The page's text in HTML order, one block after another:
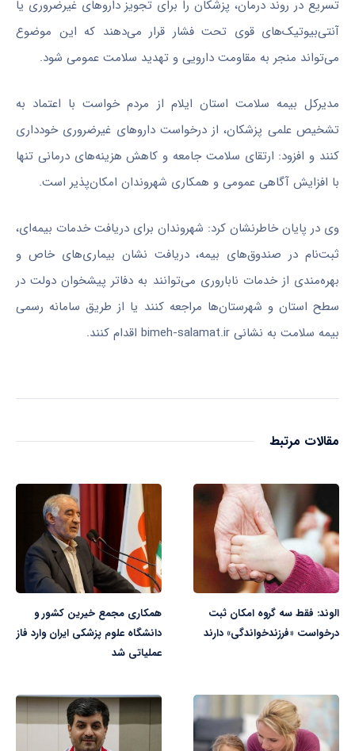
تسریع در روند درمان، پزشکان را برای تجویز داروهای غیرضروری یا
آنتی‌بیوتیک‌های قوی تحت فشار قرار می‌دهند که این موضوع
می‌تواند منجر به مقاومت دارویی و تهدید سلامت عمومی شود.
مدیرکل بیمه سلامت استان ایلام از مردم خواست با اعتماد به
تشخیص علمی پزشکان، از درخواست داروهای غیرضروری خودداری
کنند و افزود: ارتقای سلامت جامعه و کاهش هزینه‌های درمانی تنها
با افزایش آگاهی عمومی و همکاری شهروندان امکان‌پذیر است.
وی در پایان خاطرنشان کرد: شهروندان برای دریافت خدمات بیمه‌ای،
ثبت‌نام در صندوق‌های بیمه، دریافت نشان بیماری‌های خاص و
بهره‌مندی از خدمات ناباروری می‌توانند به دفاتر پیشخوان دولت در
سطح استان و شهرستان‌ها مراجعه کنند یا از طریق سامانه رسمی
بیمه سلامت به نشانی bimeh-salamat.ir اقدام کنند.
مقالات مرتبط
الوند: فقط سه گروه امکان ثبت
درخواست «فرزندخواندگی» دارند
همکاری مجمع خیرین کشور و
دانشگاه علوم پزشکی ایران وارد فاز
عملیاتی شد